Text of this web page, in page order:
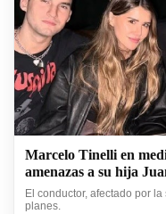
Marcelo Tinelli en
amenazas a su hija
El conductor, afectado por
planes.